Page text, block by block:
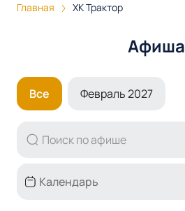
Главная ХК Трактор
Афиша
Все Февраль 2027